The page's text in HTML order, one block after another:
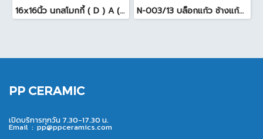
16x16นิ้ว นกสโมกกี้ ( D ) A (Pack6) N-003/13 บล็อกแก้ว ช้างแก้ว WOW พริ้วแก้ว ( 24x11.5x8cm )
PP CERAMIC
เปิดบริการทุกวัน 7.30-17.30 น.
Email : pp@ppceramics.com